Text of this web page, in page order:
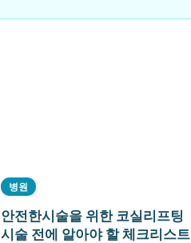
병원
안전한시술을 위한 코실리프팅
시술 전에 알아야 할 체크리스트